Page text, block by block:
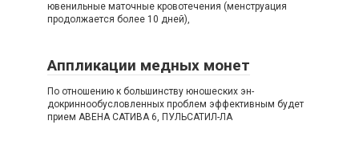
ювенильные маточные кровотечения (менструация
продолжается более 10 дней),
Аппликации медных монет
По отношению к большинству юношеских эн-
докриннообусловленных проблем эффективным будет
прием АВЕНА САТИВА 6, ПУЛЬСАТИЛ-ЛА